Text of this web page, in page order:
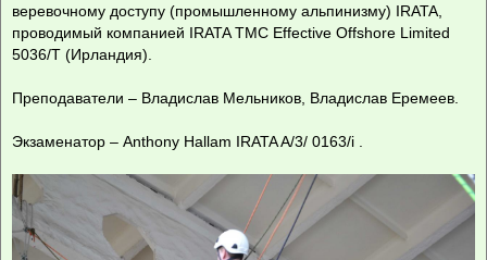
н
и
е
веревочному доступу (промышленному альпинизму) IRATA,
проводимый компанией IRATA TMC Effective Offshore Limited
5036/T (Ирландия).
Преподаватели – Владислав Мельников, Владислав Еремеев.
Экзаменатор – Anthony Hallam IRATA A/3/ 0163/i .